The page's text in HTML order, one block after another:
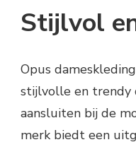
Stijlvol
Opus
stijlvolle en trendy
aansluiten bij de
merk biedt een